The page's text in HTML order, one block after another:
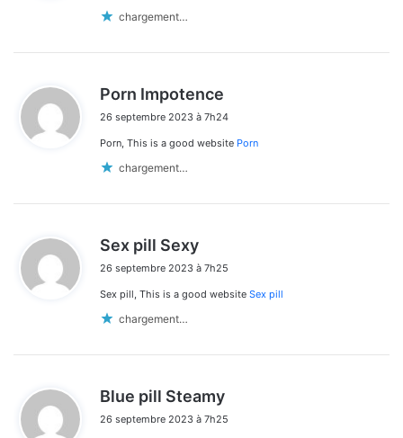
chargement…
Porn Impotence
t
26 septembre 2023 à 7h24
Porn, This is a good website Porn
chargement…
Sex pill Sexy
t
26 septembre 2023 à 7h25
Sex pill, This is a good website Sex pill
chargement…
Blue pill Steamy
t
26 septembre 2023 à 7h25